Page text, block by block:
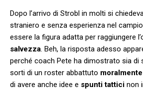
Dopo l’arrivo di Strobl in molti si
straniero e senza esperienza nel
essere la figura adatta per raggiungere
salvezza. Beh, la risposta adesso
perché coach Pete ha dimostrato sia di
sorti di un roster abbattuto moralmente
di avere anche idee e spunti tattici non